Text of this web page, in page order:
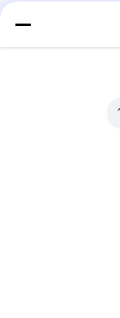
Charmhigh 7